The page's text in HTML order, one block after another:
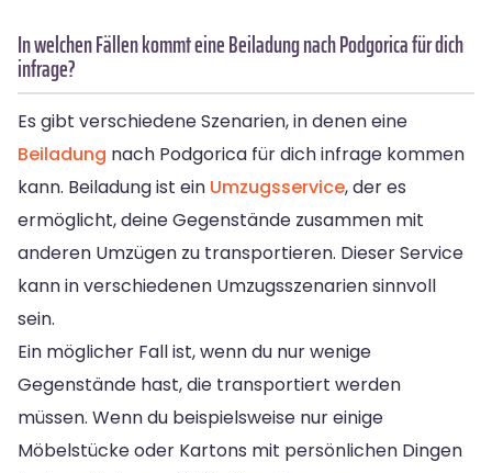
In welchen Fällen kommt eine Beiladung nach Podgorica für dich
infrage?
Es gibt verschiedene Szenarien, in denen eine
Beiladung nach Podgorica für dich infrage kommen
kann. Beiladung ist ein Umzugsservice, der es
ermöglicht, deine Gegenstände zusammen mit
anderen Umzügen zu transportieren. Dieser Service
kann in verschiedenen Umzugsszenarien sinnvoll
sein.
Ein möglicher Fall ist, wenn du nur wenige
Gegenstände hast, die transportiert werden
müssen. Wenn du beispielsweise nur einige
Möbelstücke oder Kartons mit persönlichen Dingen